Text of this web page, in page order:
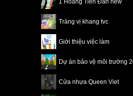
1 Hoàng Tiên Đan new
Tràng vị khang tvc
Giới thiệu việc làm
Dự án bảo vệ môi trường
Cửa nhựa Queen Viet